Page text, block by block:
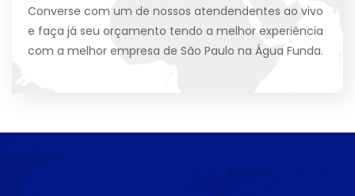
Converse com um de nossos atendendentes ao vivo
e faça já seu orçamento tendo a melhor experiência
com a melhor empresa de São Paulo na Água Funda.